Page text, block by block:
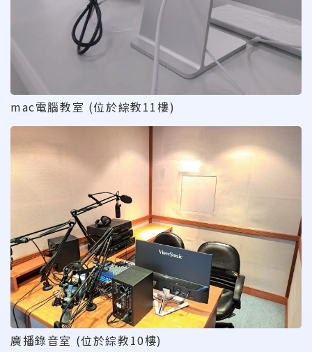
mac電腦教室 (位於綜教11樓)
廣播錄音室 (位於綜教10樓)